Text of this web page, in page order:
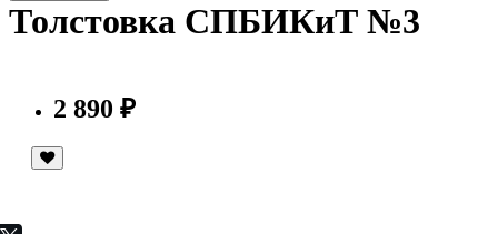
Толстовка СПБИКиТ №3
2 890 ₽